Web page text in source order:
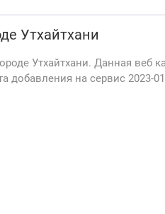
Утхайтхани
Утхайтхани. Данная веб
добавления на сервис 2023-